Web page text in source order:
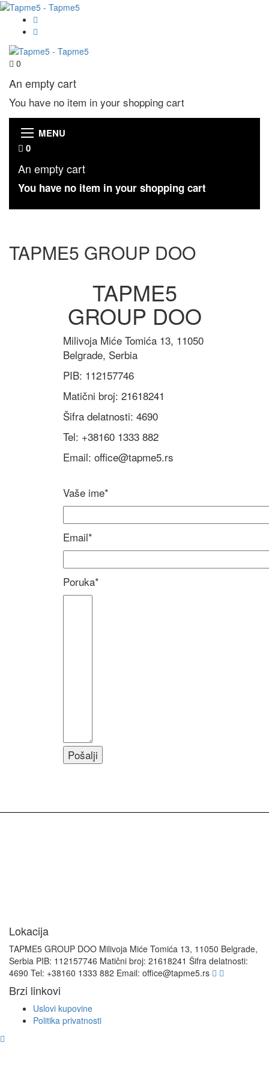
0
An empty cart
You have no item in your shopping cart
MENU
0
An empty cart
You have no item in your shopping cart
TAPME5 GROUP DOO
TAPME5
GROUP DOO
Milivoja Miće Tomića 13, 11050
Belgrade, Serbia
PIB: 112157746
Matični broj: 21618241
Šifra delatnosti: 4690
Tel: +38160 1333 882‬
Email: office@tapme5.rs
Vaše ime*
Email*
Poruka*
Lokacija
TAPME5 GROUP DOO Milivoja Miće Tomića 13, 11050 Belgrade,
Serbia PIB: 112157746 Matični broj: 21618241 Šifra delatnosti:
4690 Tel: +38160 1333 882‬ Email: office@tapme5.rs
Brzi linkovi
Uslovi kupovine
Politika privatnosti